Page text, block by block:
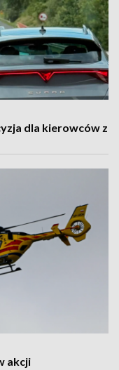
dla kierowców z
akcji